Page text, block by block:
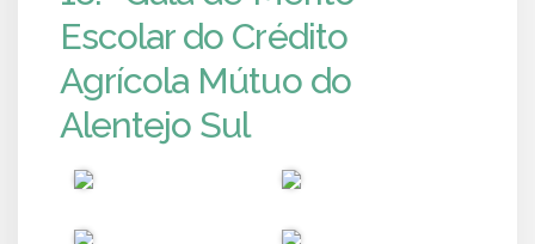
Escolar do Crédito
Agrícola Mútuo do
Alentejo Sul